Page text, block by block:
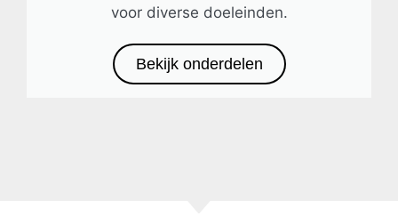
voor diverse doeleinden.
Bekijk onderdelen